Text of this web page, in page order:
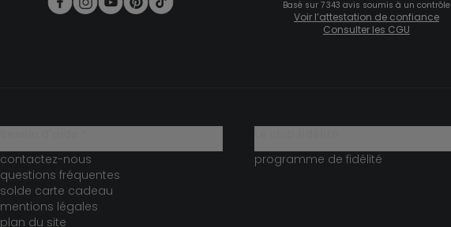
Basé sur 7 343 avis soumis à un contrôle
Voir l’attestation de confiance
Consulter les CGU
contactez-nous
questions fréquentes
solde carte cadeau
mentions légales
plan du site
programme de fidélité